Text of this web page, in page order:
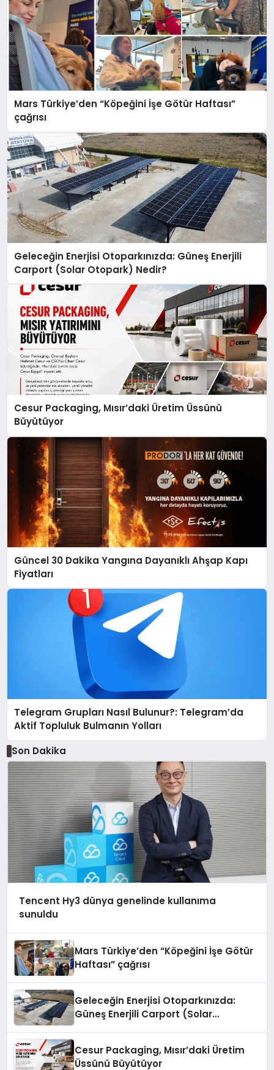
Mars Türkiye’den “Köpeğini İşe Götür Haftası”
çağrısı
Geleceğin Enerjisi Otoparkınızda: Güneş Enerjili
Carport (Solar Otopark) Nedir?
Cesur Packaging, Mısır’daki Üretim Üssünü
Büyütüyor
Güncel 30 Dakika Yangına Dayanıklı Ahşap Kapı
Fiyatları
Telegram Grupları Nasıl Bulunur?: Telegram’da
Aktif Topluluk Bulmanın Yolları
Son Dakika
Tencent Hy3 dünya genelinde kullanıma
sunuldu
Mars Türkiye’den “Köpeğini İşe Götür
Haftası” çağrısı
Geleceğin Enerjisi Otoparkınızda:
Güneş Enerjili Carport (Solar
Cesur Packaging, Mısır’daki Üretim
Üssünü Büyütüyor